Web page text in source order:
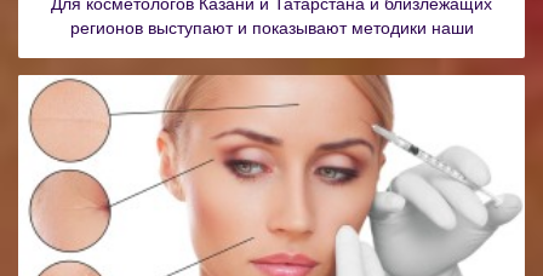
Для косметологов Казани и Татарстана и близлежащих
регионов выступают и показывают методики наши